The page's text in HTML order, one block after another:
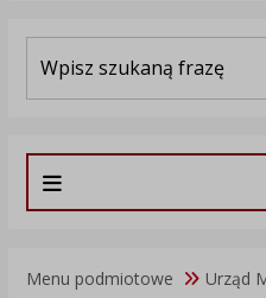
Menu podmiotowe Urząd